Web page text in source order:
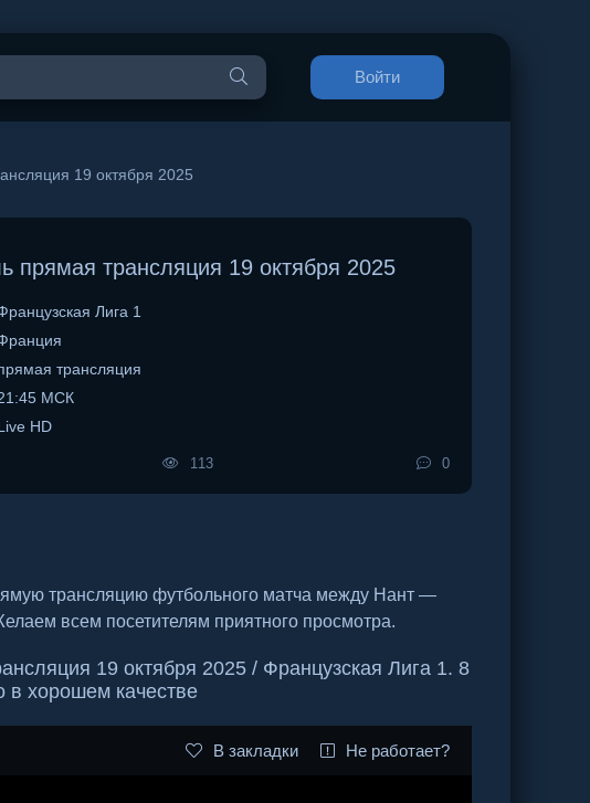
Войти
19 октября 2025
прямая трансляция 19 октября 2025
Лига 1
трансляция
МСК
HD
113 0
трансляцию футбольного матча между Нант —
всем посетителям приятного просмотра.
19 октября 2025 / Французская Лига 1. 8
в хорошем качестве
В закладки Не работает?